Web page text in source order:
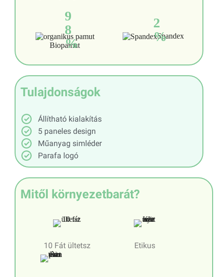
9
8
%
Biopamut
2
%
Spandex
Tulajdonságok
Állítható kialakítás
5 paneles design
Műanyag simléder
Parafa logó
Mitől környezetbarát?
10 Fát ültetsz Etikus